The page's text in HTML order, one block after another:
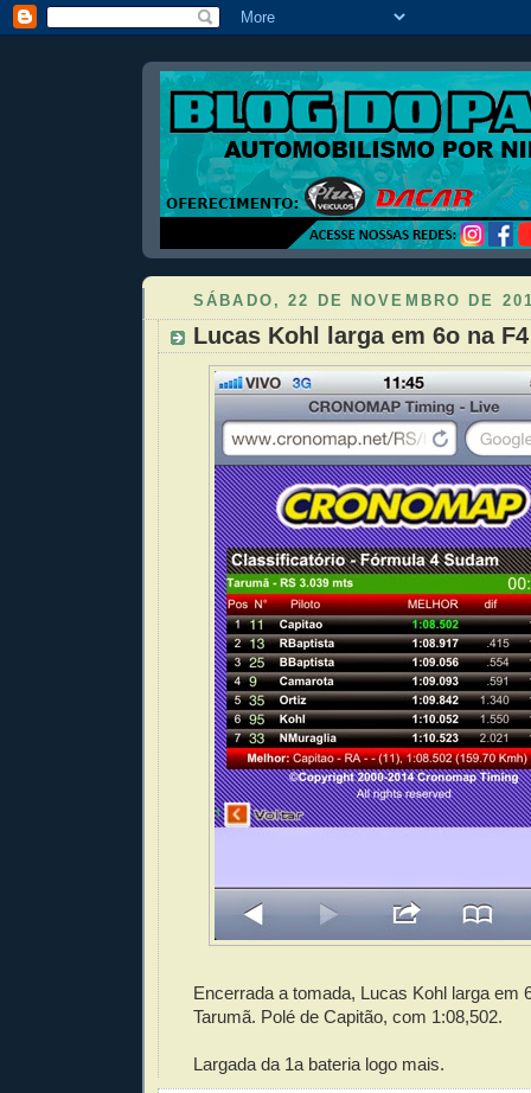
SÁBADO, 22 DE NOVEMBRO DE
Lucas Kohl larga em 6o na
Encerrada a tomada, Lucas Kohl larga em
Tarumã. Polé de Capitão, com 1:08,502.
Largada da 1a bateria logo mais.